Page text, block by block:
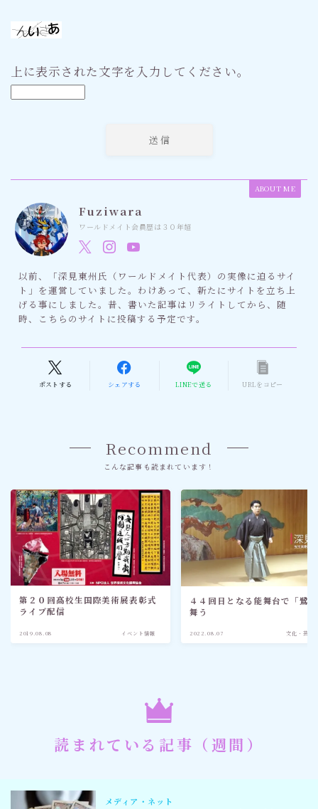
上に表示された文字を入力してください。
ABOUT ME
Fuziwara
ワールドメイト会員歴は３０年超
以前、「深見東州氏（ワールドメイト代表）の実像に迫るサイ
ト」を運営していました。わけあって、新たにサイトを立ち上
げる事にしました。昔、書いた記事はリライトしてから、随
時、こちらのサイトに投稿する予定です。
ポストする シェアする LINEで送る URLをコピー
Recommend
こんな記事も読まれています！
第２０回高校生国際美術展表彰式
ライブ配信
2019.08.08 イベント情報
４４回目となる能舞台で「鷺
舞う
2022.08.07 文化・芸術
読まれている記事（週間）